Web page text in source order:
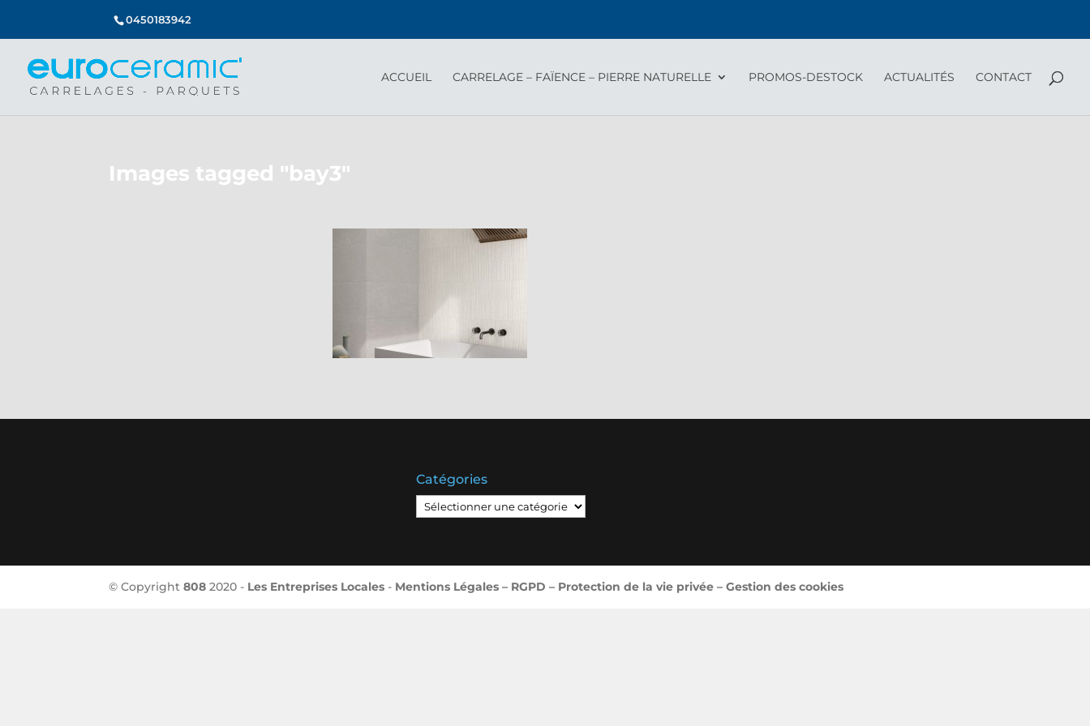
0450183942
ACCUEIL CARRELAGE – FAÏENCE – PIERRE NATURELLE PROMOS-DESTOCK ACTUALITÉS CONTACT
Images tagged "bay3"
Catégories
Catégories
© Copyright808 2020 - Les Entreprises Locales - Mentions Légales – RGPD – Protection de la vie privée – Gestion des cookies